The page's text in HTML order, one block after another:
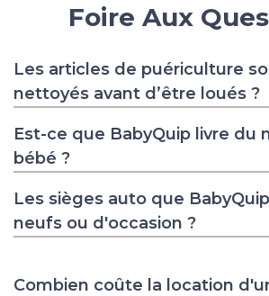
Foire Aux
Les articles de puériculture
nettoyés avant d’être loués ?
Est-ce que BabyQuip livre du
bébé ?
Les sièges auto que
neufs ou d'occasion ?
Combien coûte la location